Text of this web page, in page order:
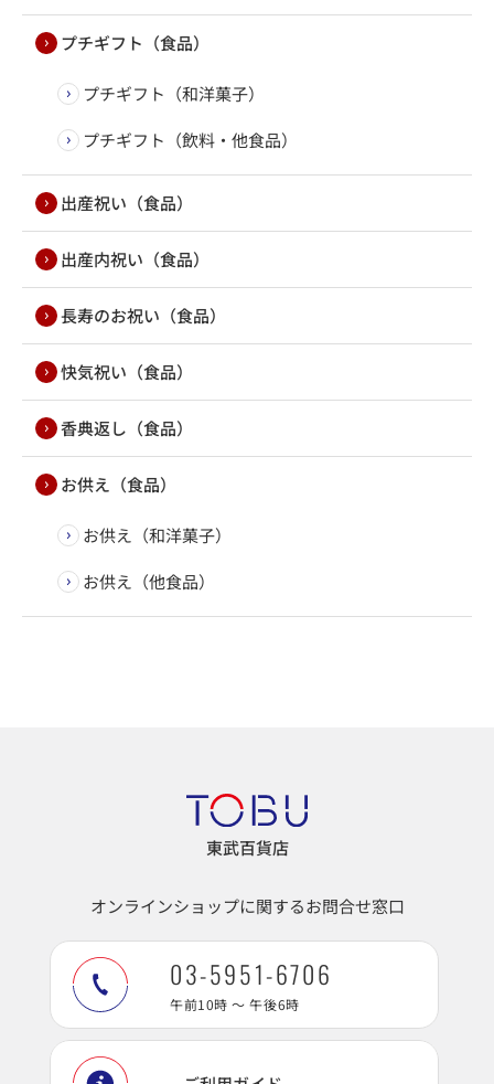
プチギフト（食品）
プチギフト（和洋菓子）
プチギフト（飲料・他食品）
出産祝い（食品）
出産内祝い（食品）
長寿のお祝い（食品）
快気祝い（食品）
香典返し（食品）
お供え（食品）
お供え（和洋菓子）
お供え（他食品）
東武百貨店
オンラインショップに関するお問合せ窓口
03-5951-6706
午前10時 ～ 午後6時